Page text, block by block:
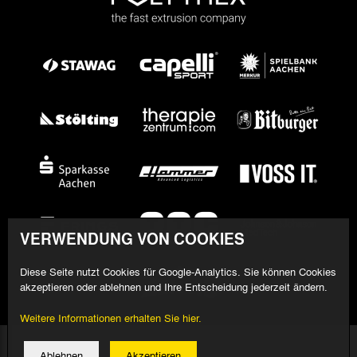
© 2026 Alemannia Aachen - Alle Rechte vorbehalten
VERWENDUNG VON COOKIES
Diese Seite nutzt Cookies für Google-Analytics. Sie können Cookies
akzeptieren oder ablehnen und Ihre Entscheidung jederzeit ändern.
Weitere Informationen erhalten Sie hier.